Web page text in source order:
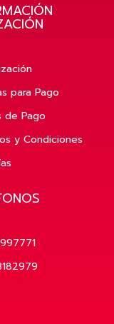
para Pago
de Pago
y Condiciones